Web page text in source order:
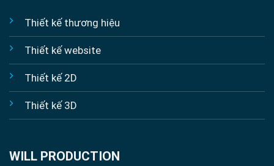
Thiết kế thương hiệu
Thiết kế website
Thiết kế 2D
Thiết kế 3D
WILL PRODUCTION